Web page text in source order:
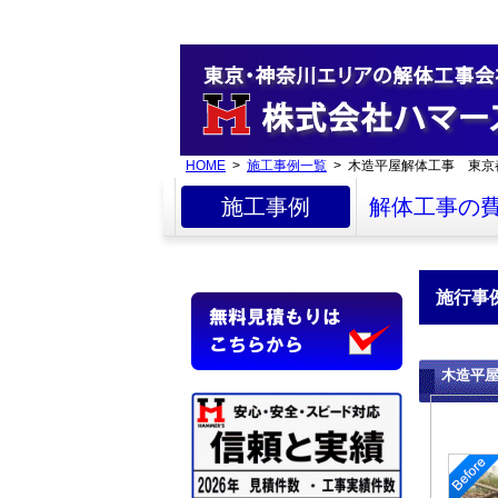
HOME > 施工事例一覧 > 木造平屋解体工事 東京
施工事例 解体工事の
施行事
木造平